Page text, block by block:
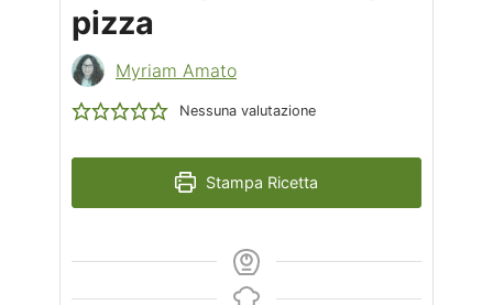
pizza
Myriam Amato
Nessuna valutazione
Stampa Ricetta